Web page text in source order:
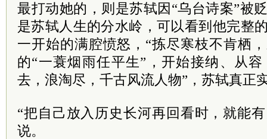
最打动她的，则是苏轼因“乌台诗案”被
是苏轼人生的分水岭，可以看到他完整
一开始的满腔愤怒，“拣尽寒枝不肯栖
的“一蓑烟雨任平生”，开始接纳、从
去，浪淘尽，千古风流人物”，苏轼真正
“把自己放入历史长河再回看时，就能
说。